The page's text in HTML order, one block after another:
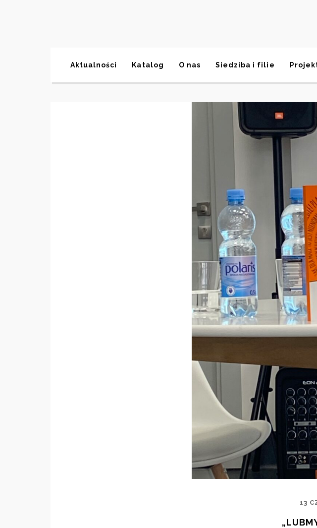
Aktualności Katalog O nas Siedziba i filie
13